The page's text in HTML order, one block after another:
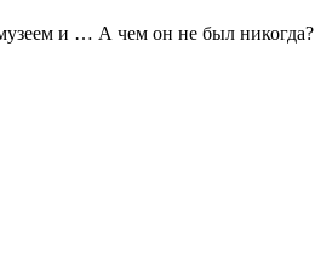
и … А чем он не был никогда?